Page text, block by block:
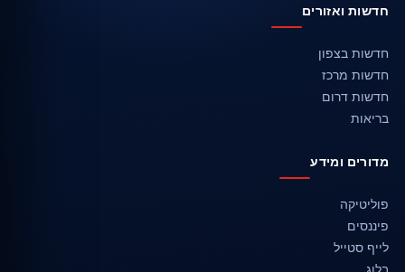
חדשות ואזורים
חדשות בצפון
חדשות מרכז
חדשות דרום
בריאות
מדורים ומידע
פוליטיקה
פיננסים
לייף סטייל
בלוג